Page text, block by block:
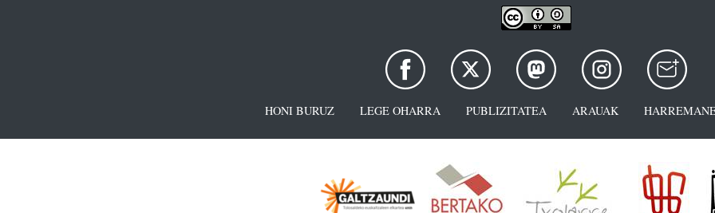
HONI BURUZ LEGE OHARRA PUBLIZITATEA ARAUAK